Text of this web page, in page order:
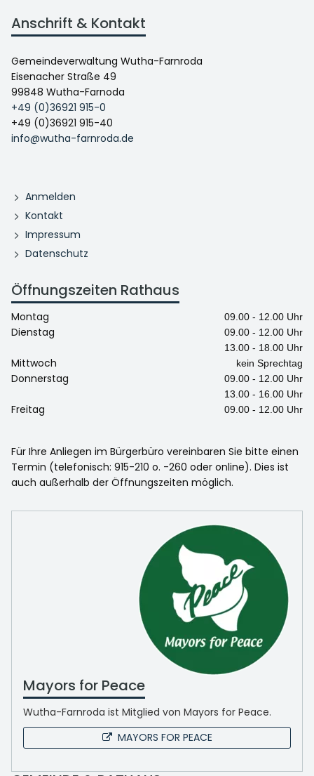
Anschrift & Kontakt
Gemeindeverwaltung Wutha-Farnroda
Eisenacher Straße 49
99848 Wutha-Farnoda
+49 (0)36921 915-0
+49 (0)36921 915-40
info@wutha-farnroda.de
Anmelden
Kontakt
Impressum
Datenschutz
Öffnungszeiten Rathaus
Montag 09.00 - 12.00 Uhr
Dienstag
09.00 - 12.00 Uhr
13.00 - 18.00 Uhr
Mittwoch kein Sprechtag
Donnerstag
09.00 - 12.00 Uhr
13.00 - 16.00 Uhr
Freitag 09.00 - 12.00 Uhr
Für Ihre Anliegen im Bürgerbüro vereinbaren Sie bitte einen
Termin (telefonisch: 915-210 o. -260 oder online). Dies ist
auch außerhalb der Öffnungszeiten möglich.
Mayors for Peace
Wutha-Farnroda ist Mitglied von Mayors for Peace.
MAYORS FOR PEACE